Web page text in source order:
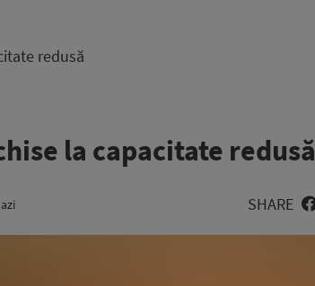
redusă
la capacitate redusă
SHARE